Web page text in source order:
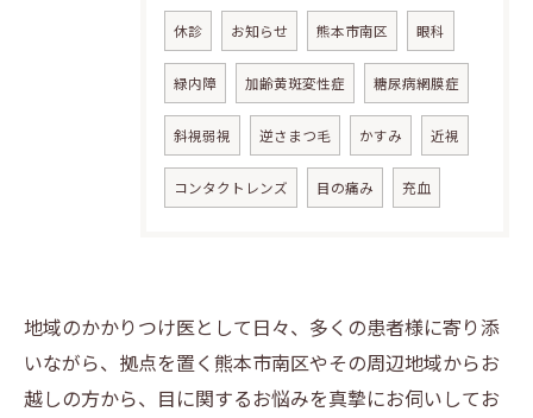
休診 お知らせ 熊本市南区 眼科
緑内障 加齢黄斑変性症 糖尿病網膜症
斜視弱視 逆さまつ毛 かすみ 近視
コンタクトレンズ 目の痛み 充血
地域のかかりつけ医として日々、多くの患者様に寄り添
いながら、拠点を置く熊本市南区やその周辺地域からお
越しの方から、目に関するお悩みを真摯にお伺いしてお